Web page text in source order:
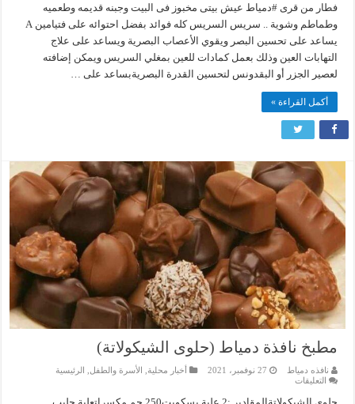
فوائد
نبات
السريس
(الهندباء)
مغلقة
فطار من قرى #دمياط عيش بيتى مخبوز فى البيت وجبنه قديمه وطعميه
وطماطم وشوية .. سريس السريس كله فوائد بفضل احتوائه على فتيامين A
يساعد على تحسين البصر ويقوي الأعصاب البصرية ويساعد على علاج
التهابات العين وذلك بعمل كمادات للعين بمغلي السريس ويمكن إضافته
لعصير الجزر أو البقدونس لتحسين القدرة البصريةبساعد على …
أكمل القراءة »
مطبخ نافذة دمياط (حلوى الشيكولاتة)
نافذه دمياط 27 نوفمبر، 2021 أخبار محلية الأسرة والطفل
الرئيسية
التعليقاتعلى
نافذة